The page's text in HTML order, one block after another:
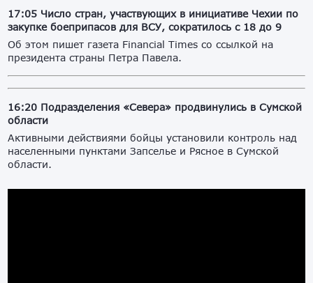
17:05 Число стран, участвующих в инициативе Чехии по
закупке боеприпасов для ВСУ, сократилось с 18 до 9
Об этом пишет газета Financial Times со ссылкой на
президента страны Петра Павела.
16:20 Подразделения «Севера» продвинулись в Сумской
области
Активными действиями бойцы установили контроль над
населенными пунктами Запселье и Рясное в Сумской
области.